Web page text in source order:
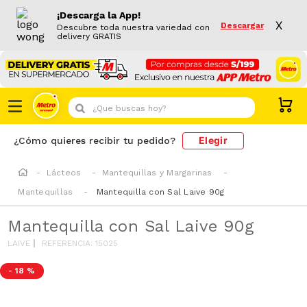
¡Descarga la App!
Descubre toda nuestra variedad con
delivery GRATIS
Descargar X
¿Que buscas hoy?
¿Cómo quieres recibir tu pedido? Elegir
Lácteos
Mantequillas y Margarinas
Mantequillas
Mantequilla con Sal Laive 90g
Mantequilla con Sal Laive 90g
LAIVE REFERENCIA:15025
- 18 %